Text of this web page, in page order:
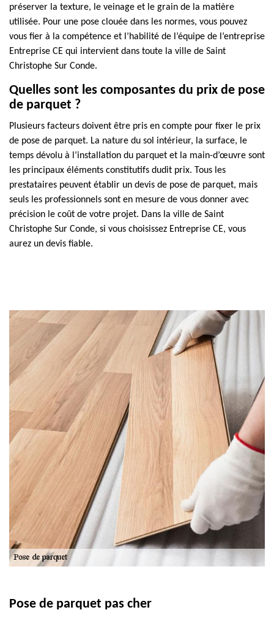
préserver la texture, le veinage et le grain de la matière
utilisée. Pour une pose clouée dans les normes, vous pouvez
vous fier à la compétence et l’habilité de l’équipe de l’entreprise
Entreprise CE qui intervient dans toute la ville de Saint
Christophe Sur Conde.
Quelles sont les composantes du prix de pose
de parquet ?
Plusieurs facteurs doivent être pris en compte pour fixer le prix
de pose de parquet. La nature du sol intérieur, la surface, le
temps dévolu à l’installation du parquet et la main-d’œuvre sont
les principaux éléments constitutifs dudit prix. Tous les
prestataires peuvent établir un devis de pose de parquet, mais
seuls les professionnels sont en mesure de vous donner avec
précision le coût de votre projet. Dans la ville de Saint
Christophe Sur Conde, si vous choisissez Entreprise CE, vous
aurez un devis fiable.
Pose de parquet pas cher